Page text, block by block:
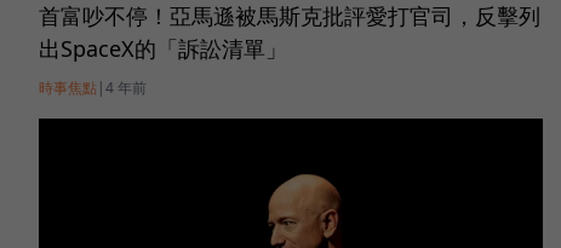
首富吵不停！亞馬遜被馬斯克批評愛打官司，反擊列
出SpaceX的「訴訟清單」
時事焦點 |4 年前